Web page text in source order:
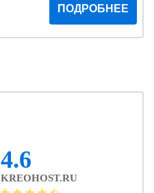
ПОДРОБНЕЕ
4.6
KREOHOST.RU